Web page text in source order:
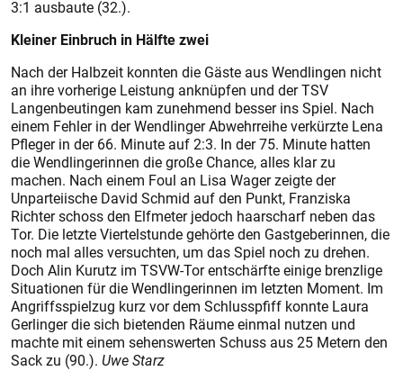
3:1 ausbaute (32.).
Kleiner Einbruch in Hälfte zwei
Nach der Halbzeit konnten die Gäste aus Wendlingen nicht
an ihre vorherige Leistung anknüpfen und der TSV
Langenbeutingen kam zunehmend besser ins Spiel. Nach
einem Fehler in der Wendlinger Abwehrreihe verkürzte Lena
Pfleger in der 66. Minute auf 2:3. In der 75. Minute hatten
die Wendlingerinnen die große Chance, alles klar zu
machen. Nach einem Foul an Lisa Wager zeigte der
Unparteiische David Schmid auf den Punkt, Franziska
Richter schoss den Elfmeter jedoch haarscharf neben das
Tor. Die letzte Viertelstunde gehörte den Gastgeberinnen, die
noch mal alles versuchten, um das Spiel noch zu drehen.
Doch Alin Kurutz im TSVW-Tor entschärfte einige brenzlige
Situationen für die Wendlingerinnen im letzten Moment. Im
Angriffsspielzug kurz vor dem Schlusspfiff konnte Laura
Gerlinger die sich bietenden Räume einmal nutzen und
machte mit einem sehenswerten Schuss aus 25 Metern den
Sack zu (90.). Uwe Starz